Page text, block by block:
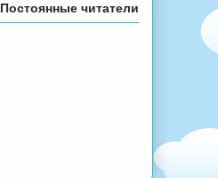
Постоянные читатели